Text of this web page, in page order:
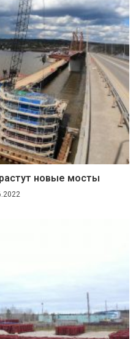
новые мосты